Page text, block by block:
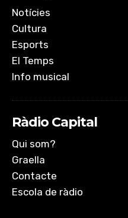
Notícies
Cultura
Esports
El Temps
Info musical
Ràdio Capital
Qui som?
Graella
Contacte
Escola de ràdio